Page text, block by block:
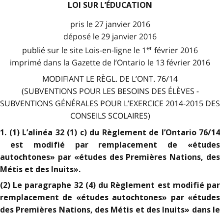
LOI SUR L’ÉDUCATION
pris le 27 janvier 2016
déposé le 29 janvier 2016
publié sur le site Lois-en-ligne le 1er février 2016
imprimé dans la Gazette de l’Ontario le 13 février 2016
MODIFIANT LE RÈGL. DE L’ONT. 76/14
(SUBVENTIONS POUR LES BESOINS DES ÉLÈVES -
SUBVENTIONS GÉNÉRALES POUR L’EXERCICE 2014-2015 DES
CONSEILS SCOLAIRES)
1. (1) L’alinéa 32 (1) c) du Règlement de l’Ontario 76/14
est modifié par remplacement de «études
autochtones» par «études des Premières Nations, des
Métis et des Inuits».
(2) Le paragraphe 32 (4) du Règlement est modifié par
remplacement de «études autochtones» par «études
des Premières Nations, des Métis et des Inuits» dans le